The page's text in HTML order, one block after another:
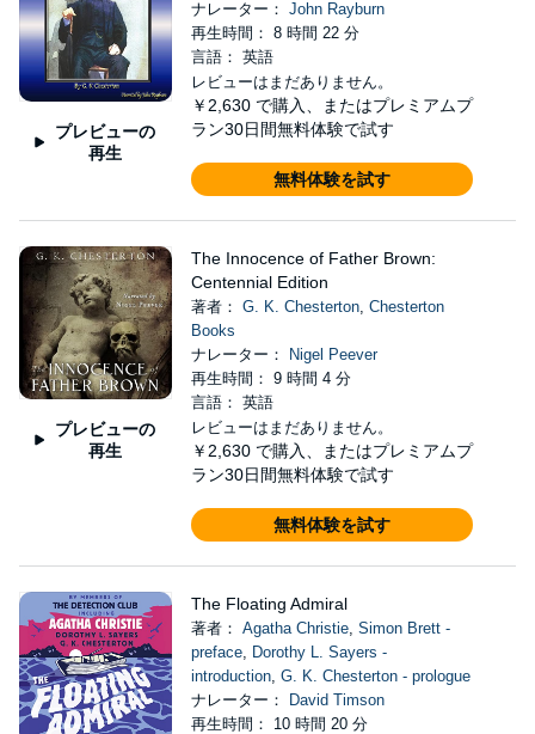
プレビューの
再生
ナレーター： John Rayburn
再生時間： 8 時間 22 分
言語： 英語
レビューはまだありません。
￥2,630 で購入、またはプレミアムプ
ラン30日間無料体験で試す
無料体験を試す
プレビューの
再生
The Innocence of Father Brown:
Centennial Edition
著者： G. K. Chesterton, Chesterton
Books
ナレーター：
Nigel Peever
再生時間： 9 時間 4 分
言語： 英語
レビューはまだありません。
￥2,630 で購入、またはプレミアムプ
ラン30日間無料体験で試す
無料体験を試す
The Floating Admiral
著者： Agatha Christie, Simon Brett -
preface, Dorothy L. Sayers -
introduction, G. K. Chesterton - prologue
ナレーター：
David Timson
再生時間： 10 時間 20 分